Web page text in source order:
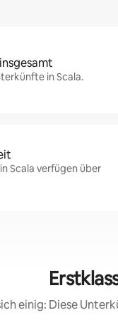
in Scala.
Scala verfügen über
einig: Diese